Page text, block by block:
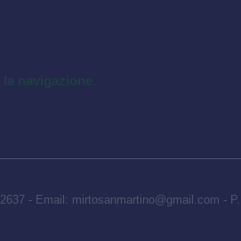
- Email: mirtosanmartino@gmail.com -